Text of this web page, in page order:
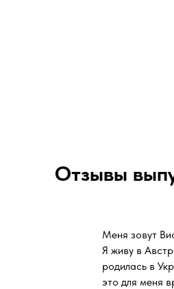
Отзывы
Меня зовут
Я живу в
родилась в
это для меня